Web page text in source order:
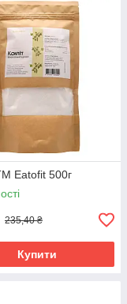
Eatofit 500г
235,40 ₴
Купити